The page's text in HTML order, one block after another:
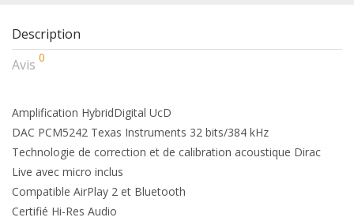
Description
Avis 0
Amplification HybridDigital UcD
DAC PCM5242 Texas Instruments 32 bits/384 kHz
Technologie de correction et de calibration acoustique Dirac
Live avec micro inclus
Compatible AirPlay 2 et Bluetooth
Certifié Hi-Res Audio